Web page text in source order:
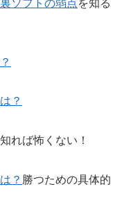
ソフトの弱点を知る
？
れば怖くない！
？ 勝つための具体的